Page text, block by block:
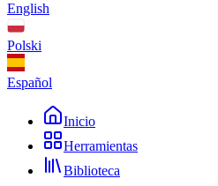
English
Polski
Español
Inicio
Herramientas
Biblioteca